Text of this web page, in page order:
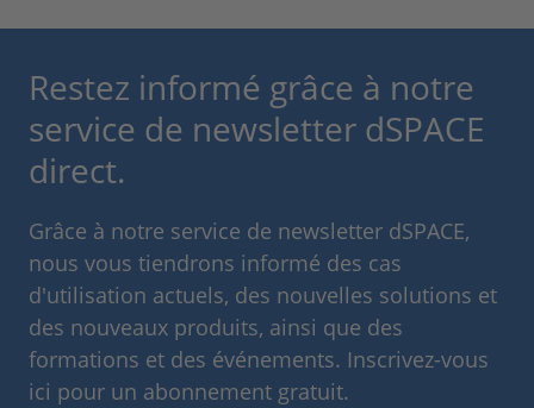
Restez informé grâce à notre
service de newsletter dSPACE
direct.
Grâce à notre service de newsletter dSPACE,
nous vous tiendrons informé des cas
d'utilisation actuels, des nouvelles solutions et
des nouveaux produits, ainsi que des
formations et des événements. Inscrivez-vous
ici pour un abonnement gratuit.